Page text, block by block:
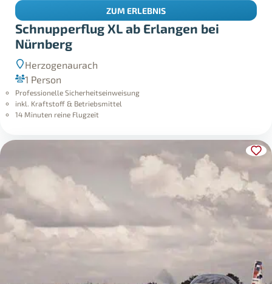
Schnupperflug XL ab Erlangen bei
Nürnberg
Herzogenaurach
1 Person
Professionelle Sicherheitseinweisung
inkl. Kraftstoff & Betriebsmittel
14 Minuten reine Flugzeit
ZUM ERLEBNIS